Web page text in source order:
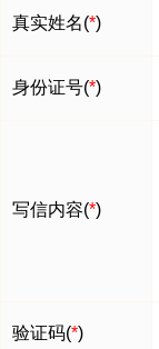
真实姓名(*)
身份证号(*)
写信内容(*)
验证码(*)